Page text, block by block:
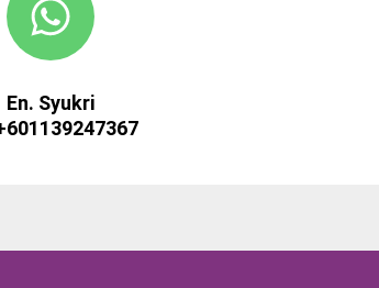
En. Syukri